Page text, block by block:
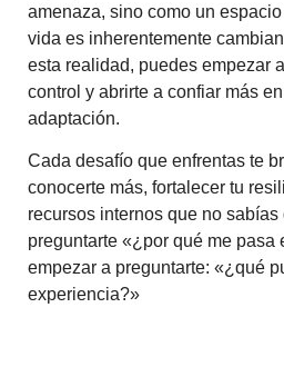
amenaza, sino como un
vida es inherentemente
esta realidad, puedes empezar
control y abrirte a confiar más
adaptación.
Cada desafío que enfrentas te
conocerte más, fortalecer tu
recursos internos que no
preguntarte «¿por qué me pasa
empezar a preguntarte: «¿qué
experiencia?»